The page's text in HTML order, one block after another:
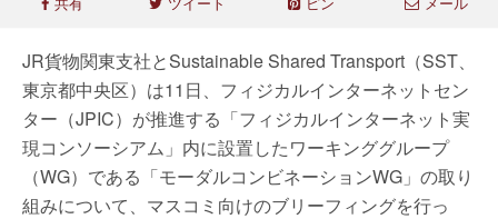
JR貨物関東支社とSustainable Shared Transport（SST、
東京都中央区）は11日、フィジカルインターネットセン
ター（JPIC）が推進する「フィジカルインターネット実
現コンソーシアム」内に設置したワーキンググループ
（WG）である「モーダルコンビネーションWG」の取り
組みについて、マスコミ向けのブリーフィングを行っ